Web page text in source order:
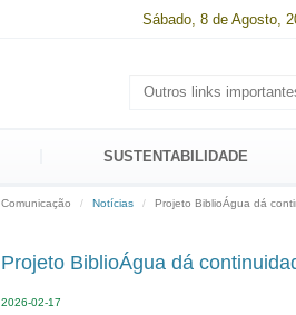
Sábado, 8 de Agosto,
SUSTENTABILIDADE
Comunicação Notícias Projeto BiblioÁgua dá
Projeto BiblioÁgua dá
2026-02-17